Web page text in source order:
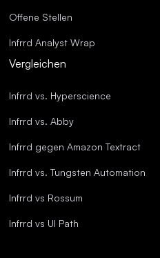
Offene Stellen
Infrrd Analyst Wrap
Vergleichen
Infrrd vs. Hyperscience
Infrrd vs. Abby
Infrrd gegen Amazon Textract
Infrrd vs. Tungsten Automation
Infrrd vs Rossum
Infrrd vs UI Path